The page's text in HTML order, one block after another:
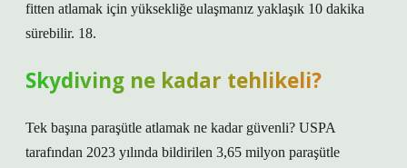
fitten atlamak için yüksekliğe ulaşmanız yaklaşık 10 dakika
sürebilir. 18.
Skydiving ne kadar tehlikeli?
Tek başına paraşütle atlamak ne kadar güvenli? USPA
tarafından 2023 yılında bildirilen 3,65 milyon paraşütle